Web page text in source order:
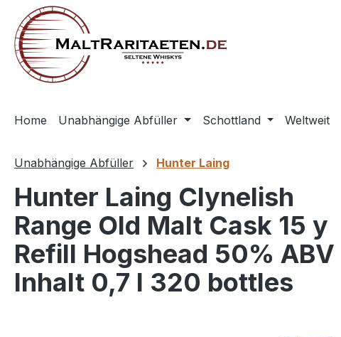
Zur Hauptnavigation springen
Home Unabhängige Abfüller Schottland Weltweit
Unabhängige Abfüller Hunter Laing
Hunter Laing Clynelish
Range Old Malt Cask 15 y
Refill Hogshead 50% ABV
Inhalt 0,7 l 320 bottles